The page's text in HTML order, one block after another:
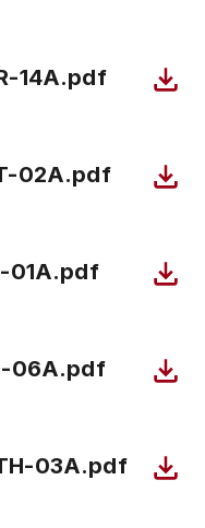
14A.pdf
02A.pdf
01A.pdf
06A.pdf
03A.pdf